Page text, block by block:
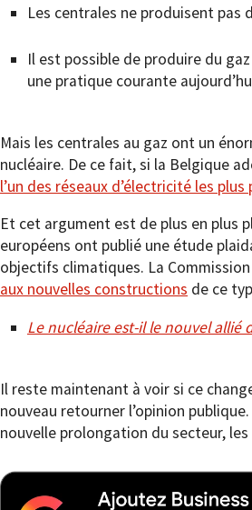
Les centrales ne produisent pas
Il est possible de produire du
une pratique courante
Mais les centrales au gaz ont un
nucléaire. De ce fait, si la Belgique
l’un des réseaux d’électricité les plus
Et cet argument est de plus en plus
européens ont publié une étude
objectifs climatiques. La
aux nouvelles constructions de ce
Le nucléaire est-il le nouvel allié
Il reste maintenant à voir si ce
nouveau retourner l’opinion
nouvelle prolongation du secteur,